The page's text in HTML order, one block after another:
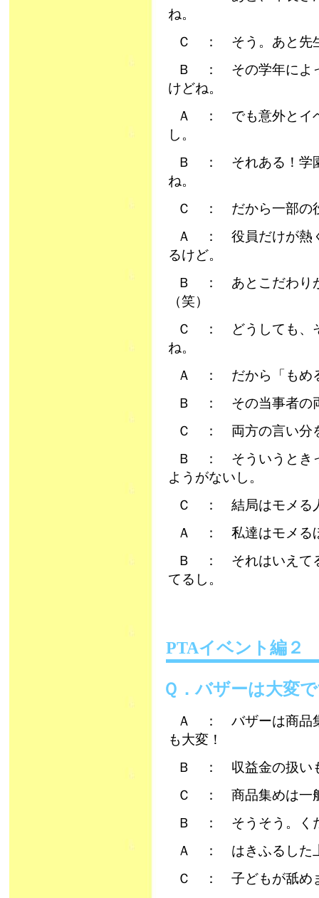
ね。
Ｃ ： そう。あと先
Ｂ ： その学年によ
けどね。
Ａ ： でも意外とイ
し。
Ｂ ： それある！学
ね。
Ｃ ： だから一部の
Ａ ： 役員だけが熱
るけど。
Ｂ ： あとこだわり
（笑）
Ｃ ： どうしても、
ね。
Ａ ： だから「もめ
Ｂ ： その当事者の
Ｃ ： 両方の言い分
Ｂ ： そういうとき
ようがないし。
Ｃ ： 結局はモメる
Ａ ： 私達はモメる
Ｂ ： それはいえて
てるし。
PTAイベント編２
Ｑ．バザーは大変
Ａ ： バザーは商品
も大変！
Ｂ ： 収益金の扱い
Ｃ ： 商品集めは一
Ｂ ： そうそう。く
Ａ ： はきふるした
Ｃ ： 子どもが舐め